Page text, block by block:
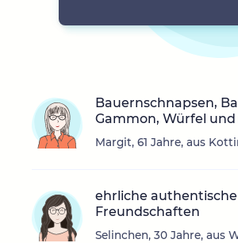
Bauernschnapsen,
Gammon, Würfel
Margit, 61 Jahre, aus
ehrliche authentische
Freundschaften
Selinchen, 30 Jahre, aus